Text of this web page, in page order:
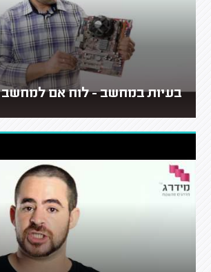
בעיות במחשב - לוח אם למחשב